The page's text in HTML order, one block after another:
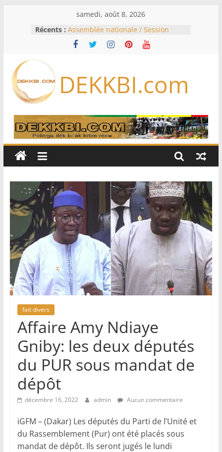
samedi, août 8, 2026
Récents : Assemblée nationale / Session
extraordinaire: Six commissions
d’enquête à l’ordre du jour ce lundi
Bénin: Patrice Talon élu président
du Sénat, moins de trois mois
Pakistan et la Turquie signent un
accord de défense
RD Congo: Kinshasa interdit les
exportations de cuivre et de cobalt
production
DEKKBI.com
fait divers
Affaire Amy Ndiaye
Gniby: les deux députés
du PUR sous mandat de
dépôt
décembre 16, 2022 admin Aucun commentaire
iGFM – (Dakar) Les députés du Parti de l’Unité et
du Rassemblement (Pur) ont été placés sous
mandat de dépôt. Ils seront jugés le lundi